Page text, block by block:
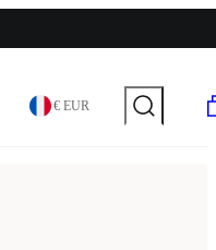
€ EUR